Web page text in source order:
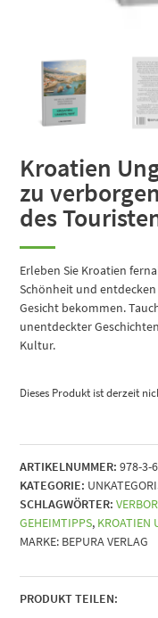
Kroatien
zu
des
Erleben Sie Kroatien
Schönheit und
Gesicht bekommen.
unentdeckter
Kultur.
Dieses Produkt ist derzeit
ARTIKELNUMMER: 978-3-
KATEGORIE:
SCHLAGWÖRTER:
GEHEIMTIPPS, KROATIEN
MARKE: BEPURA VERLAG
PRODUKT TEILEN: